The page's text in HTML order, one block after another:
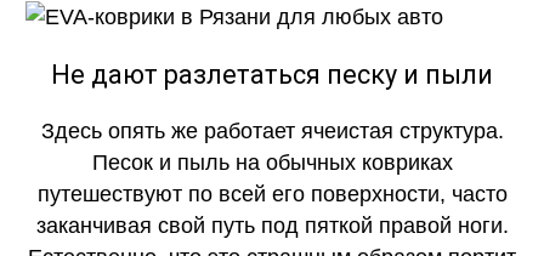
Не дают разлетаться песку и пыли
Здесь опять же работает ячеистая структура.
Песок и пыль на обычных ковриках
путешествуют по всей его поверхности, часто
заканчивая свой путь под пяткой правой ноги.